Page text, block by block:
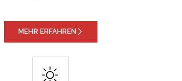
MEHR ERFAHREN